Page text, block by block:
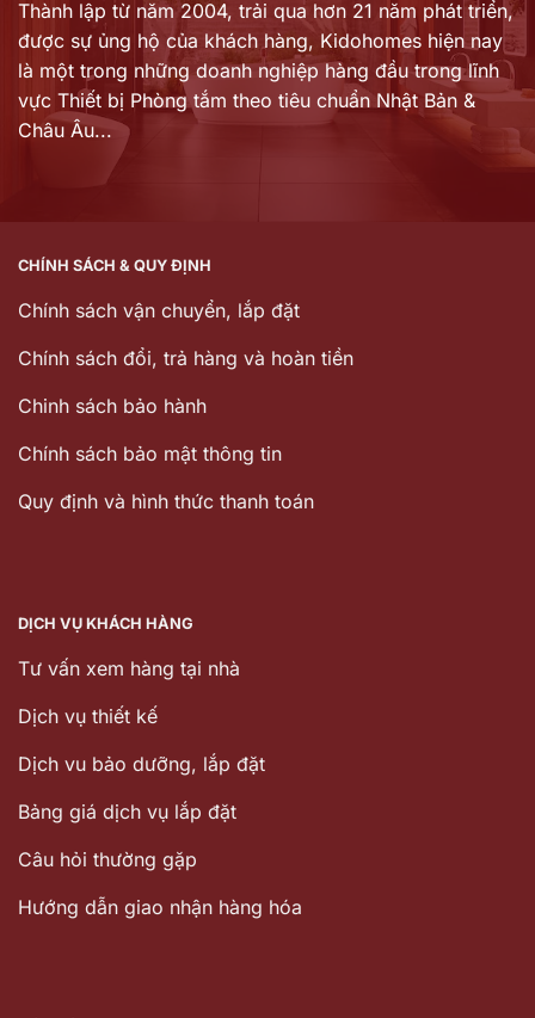
Thành lập từ năm 2004, trải qua hơn 21 năm phát triển,
được sự ủng hộ của khách hàng, Kidohomes hiện nay
là một trong những doanh nghiệp hàng đầu trong lĩnh
vực Thiết bị Phòng tắm theo tiêu chuẩn Nhật Bản &
Châu Âu...
CHÍNH SÁCH & QUY ĐỊNH
Chính sách vận chuyển, lắp đặt
Chính sách đổi, trả hàng và hoàn tiền
Chinh sách bảo hành
Chính sách bảo mật thông tin
Quy định và hình thức thanh toán
DỊCH VỤ KHÁCH HÀNG
Tư vấn xem hàng tại nhà
Dịch vụ thiết kế
Dịch vu bảo dưỡng, lắp đặt
Bảng giá dịch vụ lắp đặt
Câu hỏi thường gặp
Hướng dẫn giao nhận hàng hóa